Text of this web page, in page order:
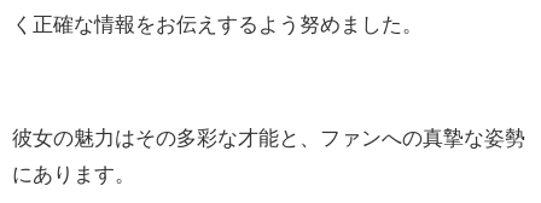
く正確な情報をお伝えするよう努めました。
彼女の魅力はその多彩な才能と、ファンへの真摯な姿勢
にあります。